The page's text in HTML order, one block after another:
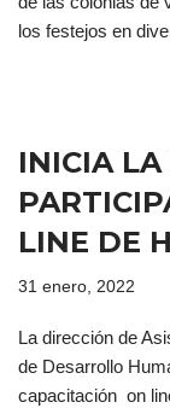
los festejos en
INICIA LA
LINE DE
31 enero, 2022
La dirección de
de Desarrollo
capacitación on